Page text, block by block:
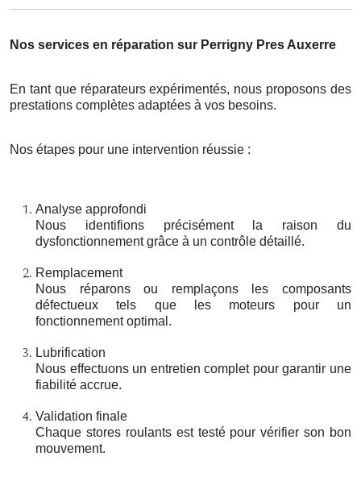
Nos services en réparation sur Perrigny Pres Auxerre
En tant que réparateurs expérimentés, nous proposons des
prestations complètes adaptées à vos besoins.
Nos étapes pour une intervention réussie :
Analyse approfondi
Nous identifions précisément la raison du
dysfonctionnement grâce à un contrôle détaillé.
Remplacement
Nous réparons ou remplaçons les composants
défectueux tels que les moteurs pour un
fonctionnement optimal.
Lubrification
Nous effectuons un entretien complet pour garantir une
fiabilité accrue.
Validation finale
Chaque stores roulants est testé pour vérifier son bon
mouvement.